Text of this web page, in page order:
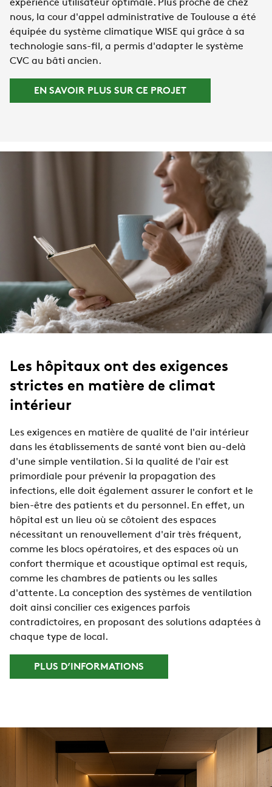
expérience utilisateur optimale. Plus proche de chez
nous, la cour d'appel administrative de Toulouse a été
équipée du système climatique WISE qui grâce à sa
technologie sans-fil, a permis d'adapter le système
CVC au bâti ancien.
EN SAVOIR PLUS SUR CE PROJET
Les hôpitaux ont des exigences
strictes en matière de climat
intérieur
Les exigences en matière de qualité de l'air intérieur
dans les établissements de santé vont bien au-delà
d'une simple ventilation. Si la qualité de l'air est
primordiale pour prévenir la propagation des
infections, elle doit également assurer le confort et le
bien-être des patients et du personnel. En effet, un
hôpital est un lieu où se côtoient des espaces
nécessitant un renouvellement d'air très fréquent,
comme les blocs opératoires, et des espaces où un
confort thermique et acoustique optimal est requis,
comme les chambres de patients ou les salles
d'attente. La conception des systèmes de ventilation
doit ainsi concilier ces exigences parfois
contradictoires, en proposant des solutions adaptées à
chaque type de local.
PLUS D’INFORMATIONS